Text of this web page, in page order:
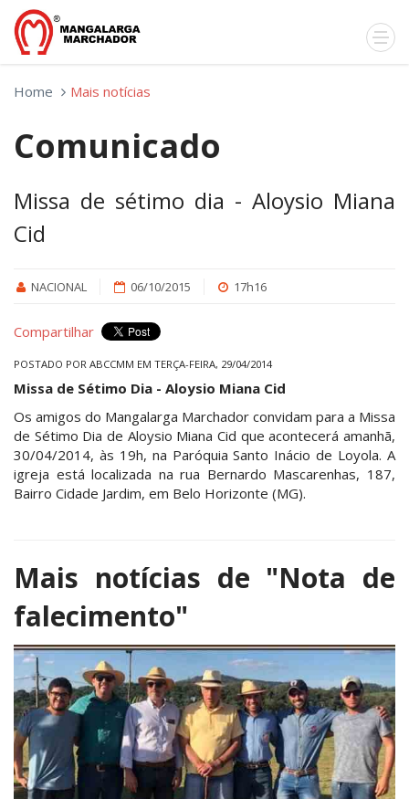
Home Mais notícias
Comunicado
Missa de sétimo dia - Aloysio Miana
Cid
NACIONAL 06/10/2015 17h16
Compartilhar
POSTADO POR ABCCMM EM TERÇA-FEIRA, 29/04/2014
Missa de Sétimo Dia - Aloysio Miana Cid
Os amigos do Mangalarga Marchador convidam para a Missa
de Sétimo Dia de Aloysio Miana Cid que acontecerá amanhã,
30/04/2014, às 19h, na Paróquia Santo Inácio de Loyola. A
igreja está localizada na rua Bernardo Mascarenhas, 187,
Bairro Cidade Jardim, em Belo Horizonte (MG).
Mais notícias de "Nota de
falecimento"